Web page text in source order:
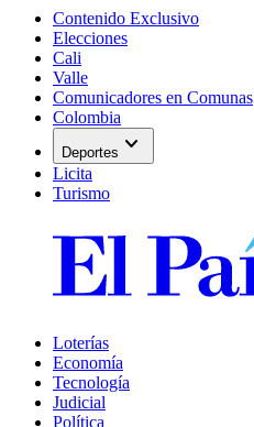
Contenido Exclusivo
Elecciones
Cali
Valle
Comunicadores en Comunas
Colombia
Deportes expand_more
Licita
Turismo
Loterías
Economía
Tecnología
Judicial
Política